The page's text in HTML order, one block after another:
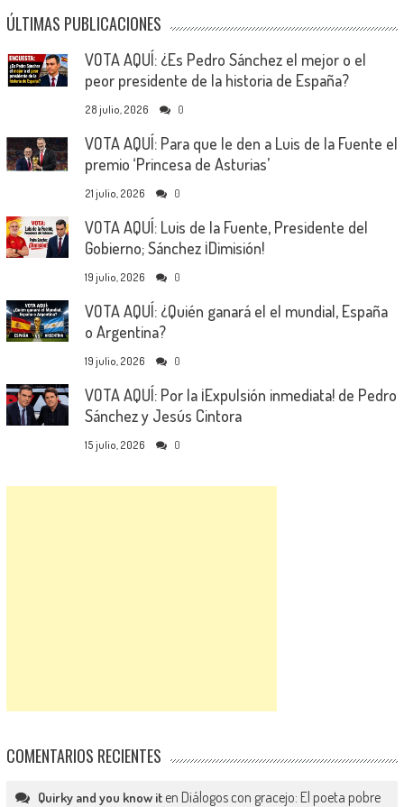
ÚLTIMAS PUBLICACIONES
VOTA AQUÍ: ¿Es Pedro Sánchez el mejor o el
peor presidente de la historia de España?
28 julio, 2026 0
VOTA AQUÍ: Para que le den a Luis de la Fuente el
premio ‘Princesa de Asturias’
21 julio, 2026 0
VOTA AQUÍ: Luis de la Fuente, Presidente del
Gobierno; Sánchez ¡Dimisión!
19 julio, 2026 0
VOTA AQUÍ: ¿Quién ganará el el mundial, España
o Argentina?
19 julio, 2026 0
VOTA AQUÍ: Por la ¡Expulsión inmediata! de Pedro
Sánchez y Jesús Cintora
15 julio, 2026 0
COMENTARIOS RECIENTES
Quirky and you know iten Diálogos con gracejo: El poeta pobre